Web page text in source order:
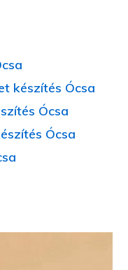
készítés Ócsa
Ócsa
Ócsa